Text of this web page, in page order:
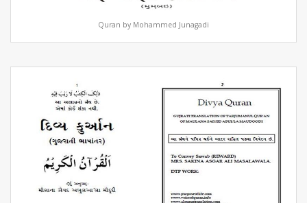
Quran by Mohammed Junagadi